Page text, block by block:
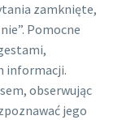
zamknięte,
Pomocne
informacji.
obserwując
jego